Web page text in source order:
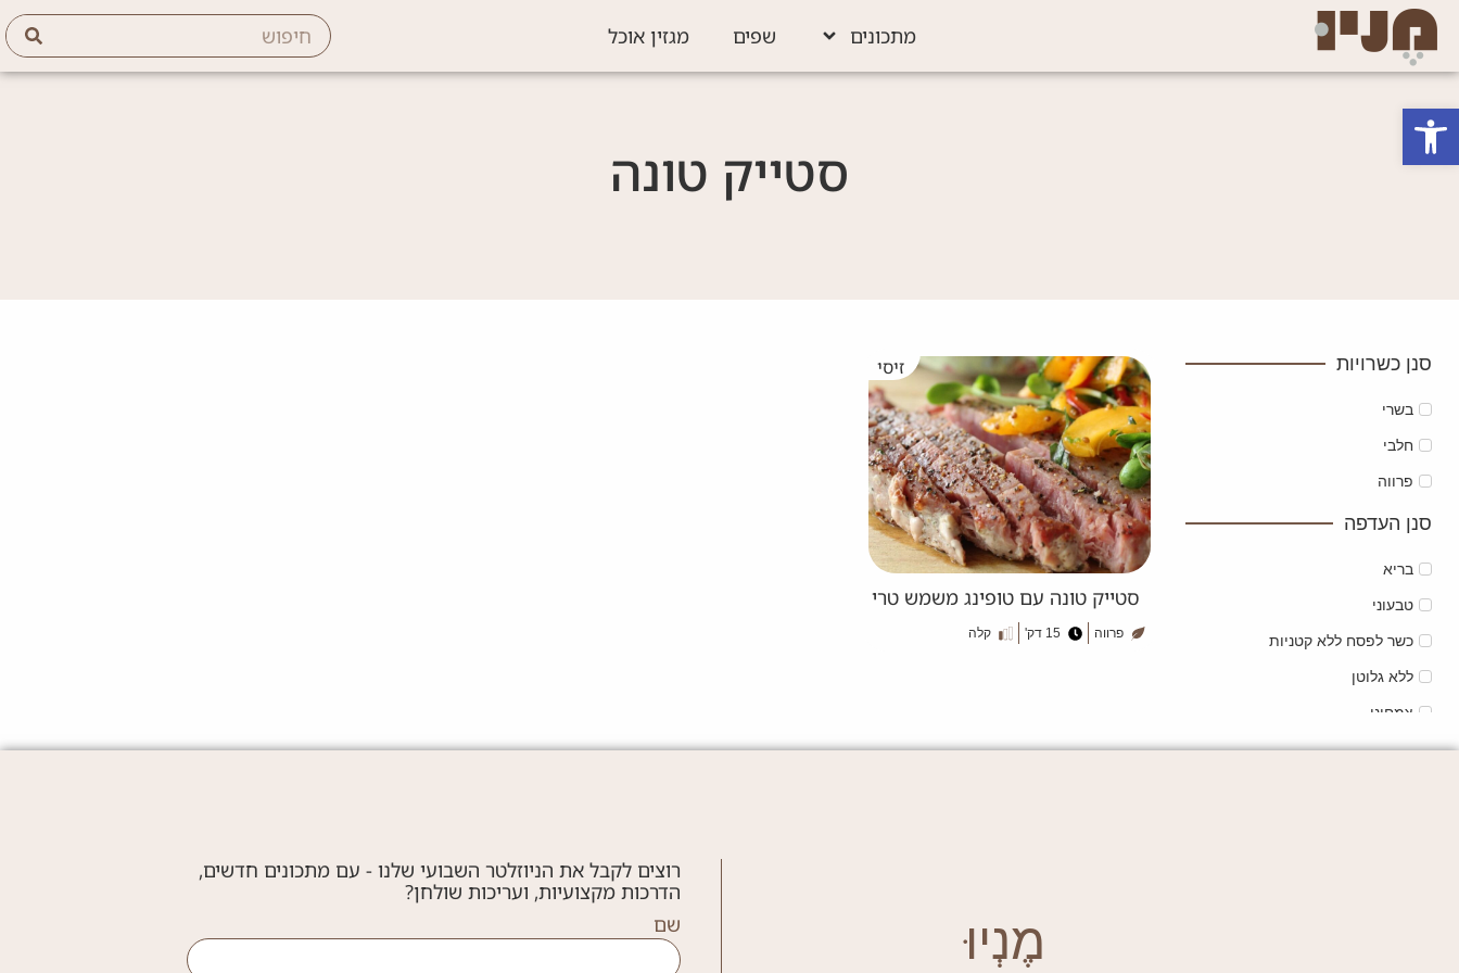
פתח סרגל נגישות
מתכונים שפים מגזין אוכל
סטייק טונה
סנן כשרויות
בשרי
חלבי
פרווה
סנן העדפה
בריא
טבעוני
כשר לפסח ללא קטניות
ללא גלוטן
צמחוני
זיסי
סטייק טונה עם טופינג משמש טרי
פרווה 15 דק' קלה
מֶנְיוּ
רוצים לקבל את הניוזלטר השבועי שלנו - עם מתכונים חדשים,
הדרכות מקצועיות, ועריכות שולחן?
שם